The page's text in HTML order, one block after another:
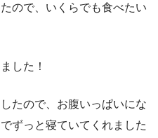
ので、いくらでも食べたい
した！
たので、お腹いっぱいにな
ずっと寝ていてくれました